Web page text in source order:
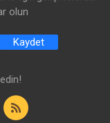
olun
Kaydet